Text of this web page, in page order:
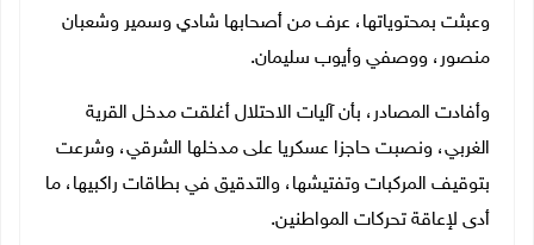
وعبثت بمحتوياتها، عرف من أصحابها شادي وسمير وشعبان
منصور، ووصفي وأيوب سليمان.
وأفادت المصادر، بأن آليات الاحتلال أغلقت مدخل القرية
الغربي، ونصبت حاجزا عسكريا على مدخلها الشرقي، وشرعت
بتوقيف المركبات وتفتيشها، والتدقيق في بطاقات راكبيها، ما
أدى لإعاقة تحركات المواطنين.